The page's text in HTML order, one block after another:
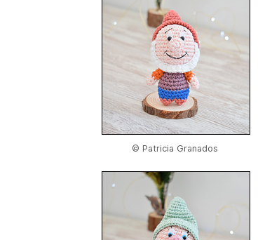
© Patricia Granados